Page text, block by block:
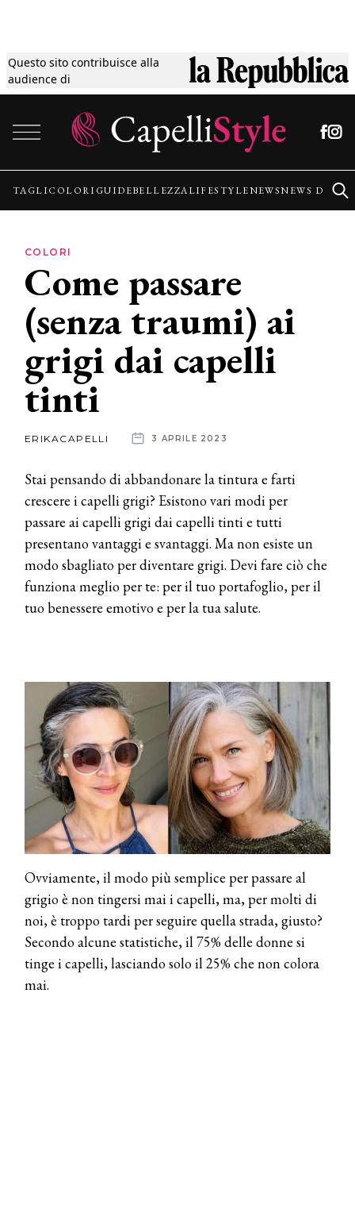
Questo sito contribuisce alla
audience di
Tagli
Colori
Guide
Lifestyle
News
News
TAGLICOLORI GUIDEBELLEZZALIFESTYLENEWSNEWS
COLORI
Come passare
(senza traumi) ai
grigi dai capelli
tinti
ERIKACAPELLI 3 APRILE 2023
Stai pensando di abbandonare la tintura e farti
crescere i capelli grigi? Esistono vari modi per
passare ai capelli grigi dai capelli tinti e tutti
presentano vantaggi e svantaggi. Ma non esiste un
modo sbagliato per diventare grigi. Devi fare ciò che
funziona meglio per te: per il tuo portafoglio, per il
tuo benessere emotivo e per la tua salute.
Ovviamente, il modo più semplice per passare al
grigio è non tingersi mai i capelli, ma, per molti di
noi, è troppo tardi per seguire quella strada, giusto?
Secondo alcune statistiche, il 75% delle donne si
tinge i capelli, lasciando solo il 25% che non colora
mai.